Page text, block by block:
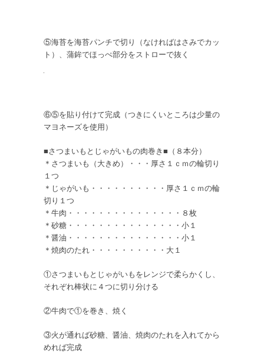
⑤海苔を海苔パンチで切り（なければはさみでカッ
ト）、蒲鉾でほっぺ部分をストローで抜く
⑥⑤を貼り付けて完成（つきにくいところは少量の
マヨネーズを使用）
■さつまいもとじゃがいもの肉巻き■（８本分）
＊さつまいも（大きめ）・・・厚さ１ｃｍの輪切り
１つ
＊じゃがいも・・・・・・・・・・厚さ１ｃｍの輪
切り１つ
＊牛肉・・・・・・・・・・・・・・・８枚
＊砂糖・・・・・・・・・・・・・・・小１
＊醤油・・・・・・・・・・・・・・・小１
＊焼肉のたれ・・・・・・・・・・大１
①さつまいもとじゃがいもをレンジで柔らかくし、
それぞれ棒状に４つに切り分ける
②牛肉で①を巻き、焼く
③火が通れば砂糖、醤油、焼肉のたれを入れてから
めれば完成